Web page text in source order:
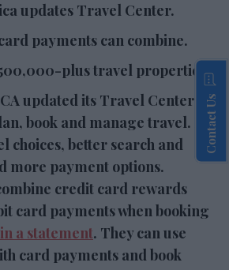
updates Travel Center.
payments can combine.
plus travel properties.
updated its Travel Center to
book and manage travel. It
choices, better search and
more payment options.
credit card rewards
card payments when booking
a statement. They can use
card payments and book
Contact Us